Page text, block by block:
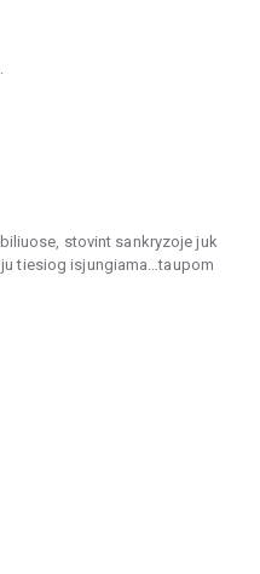
stovint sankryzoje juk
tiesiog isjungiama…taupom